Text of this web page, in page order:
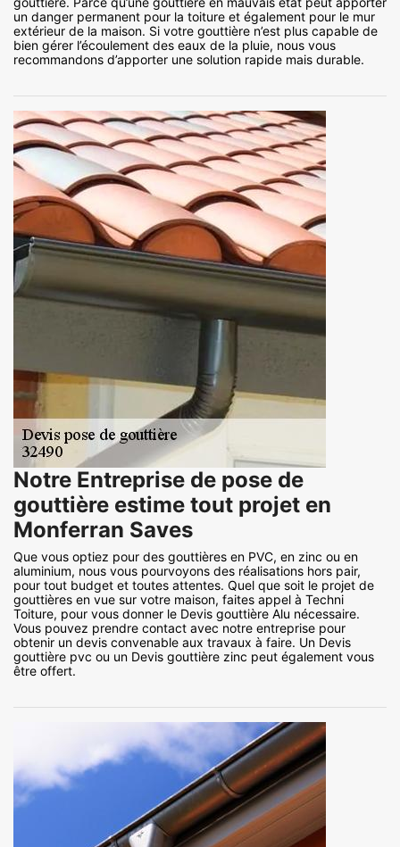
un danger permanent pour la toiture et également pour le mur
extérieur de la maison. Si votre gouttière n’est plus capable de
bien gérer l’écoulement des eaux de la pluie, nous vous
recommandons d’apporter une solution rapide mais durable.
Notre Entreprise de pose de
gouttière estime tout projet en
Monferran Saves
Que vous optiez pour des gouttières en PVC, en zinc ou en
aluminium, nous vous pourvoyons des réalisations hors pair,
pour tout budget et toutes attentes. Quel que soit le projet de
gouttières en vue sur votre maison, faites appel à Techni
Toiture, pour vous donner le Devis gouttière Alu nécessaire.
Vous pouvez prendre contact avec notre entreprise pour
obtenir un devis convenable aux travaux à faire. Un Devis
gouttière pvc ou un Devis gouttière zinc peut également vous
être offert.